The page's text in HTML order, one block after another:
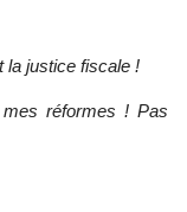
la justice fiscale !
réformes ! Pas